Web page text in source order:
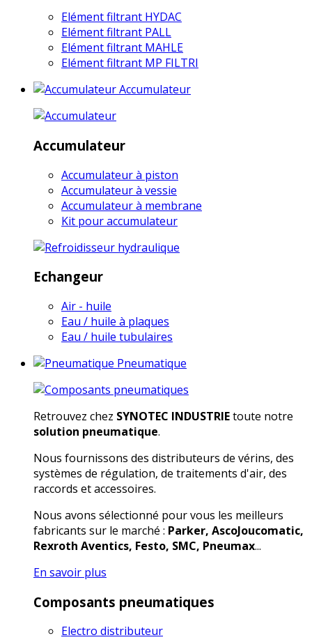
Elément filtrant HYDAC
Elément filtrant PALL
Elément filtrant MAHLE
Elément filtrant MP FILTRI
Accumulateur
Accumulateur
Accumulateur à piston
Accumulateur à vessie
Accumulateur à membrane
Kit pour accumulateur
Echangeur
Air - huile
Eau / huile à plaques
Eau / huile tubulaires
Pneumatique
Retrouvez chez SYNOTEC INDUSTRIEtoute notre
solution pneumatique.
Nous fournissons des distributeurs de vérins, des
systèmes de régulation, de traitements d'air, des
raccords et accessoires.
Nous avons sélectionné pour vous les meilleurs
fabricants sur le marché : Parker, AscoJoucomatic,
Rexroth Aventics, Festo, SMC, Pneumax...
En savoir plus
Composants pneumatiques
Electro distributeur